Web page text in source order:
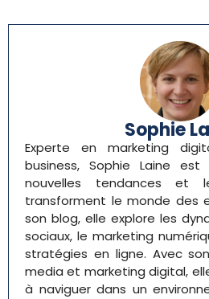
Sophie
Experte en marketing
business, Sophie Laine
nouvelles tendances et
transforment le monde des
son blog, elle explore les
sociaux, le marketing
stratégies en ligne. Avec
media et marketing digital,
à naviguer dans un